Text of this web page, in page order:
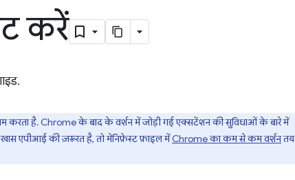
करें
करता है. Chrome के बाद के वर्शन में जोड़ी गई एक्सटेंशन की सुविधाओं के बारे में
एपीआई की ज़रूरत है, तो मेनिफ़ेस्ट फ़ाइल मेंChrome का कम से कम वर्शनतय